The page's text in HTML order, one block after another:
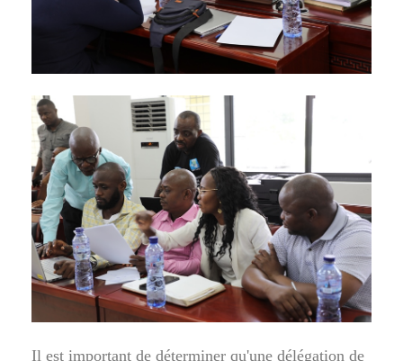
Il est important de déterminer qu'une délégation de